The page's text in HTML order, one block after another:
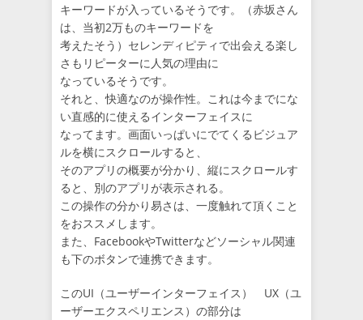
キーワードが入っているそうです。（赤坂さん
は、当初2万ものキーワードを
考えたそう）セレンディピティで出会える楽し
さもリピーターに人気の理由に
なっているそうです。
それと、快適なのが操作性。これは今までにな
い直感的に使えるインターフェイスに
なってます。画面いっぱいにでてくるビジュア
ルを横にスクロールすると、
そのアプリの概要が分かり、縦にスクロールす
ると、別のアプリが表示される。
この操作の分かり易さは、一度触れて頂くこと
をおススメします。
また、FacebookやTwitterなどソーシャル関連
も下のボタンで連携できます。
このUI（ユーザーインターフェイス） UX（ユ
ーザーエクスペリエンス）の部分は